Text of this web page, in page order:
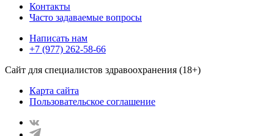
Контакты
Часто задаваемые вопросы
Написать нам
+7 (977) 262-58-66
Сайт для специалистов здравоохранения (18+)
Карта сайта
Пользовательское соглашение